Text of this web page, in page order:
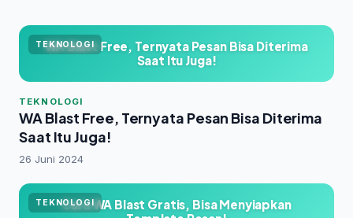
TEKNOLOGI
WA Blast Free, Ternyata Pesan Bisa Diterima
Saat Itu Juga!
TEKNOLOGI
WA Blast Free, Ternyata Pesan Bisa Diterima
Saat Itu Juga!
26 Juni 2024
TEKNOLOGI
Cara WA Blast Gratis, Bisa Menyiapkan